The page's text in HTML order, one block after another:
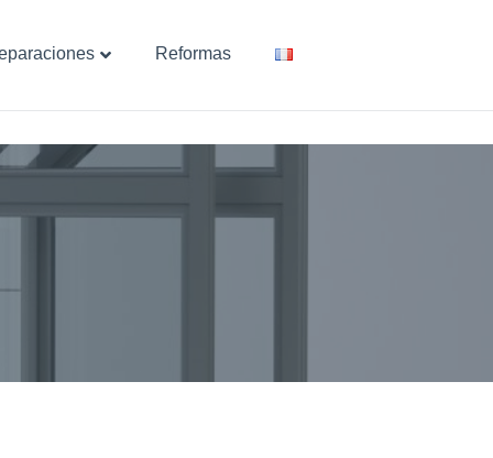
Reformas